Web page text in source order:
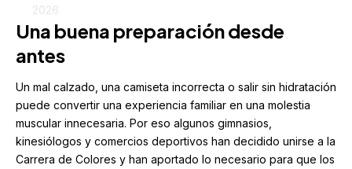
2026
Una buena preparación desde
antes
Un mal calzado, una camiseta incorrecta o salir sin hidratación
puede convertir una experiencia familiar en una molestia
muscular innecesaria. Por eso algunos gimnasios,
kinesiólogos y comercios deportivos han decidido unirse a la
Carrera de Colores y han aportado lo necesario para que los